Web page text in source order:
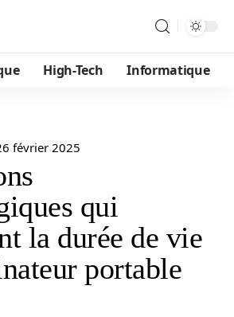
High-Tech Informatique
février 2025
qui
la durée de vie
portable